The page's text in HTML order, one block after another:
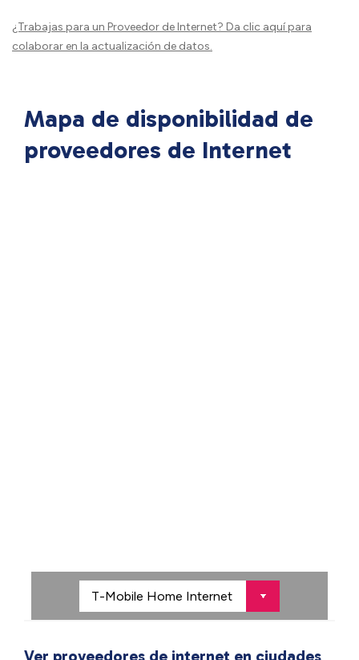
¿Trabajas para un Proveedor de Internet? Da clic aquípara
colaborar en la actualización de datos.
Mapa de disponibilidad de
proveedores de Internet